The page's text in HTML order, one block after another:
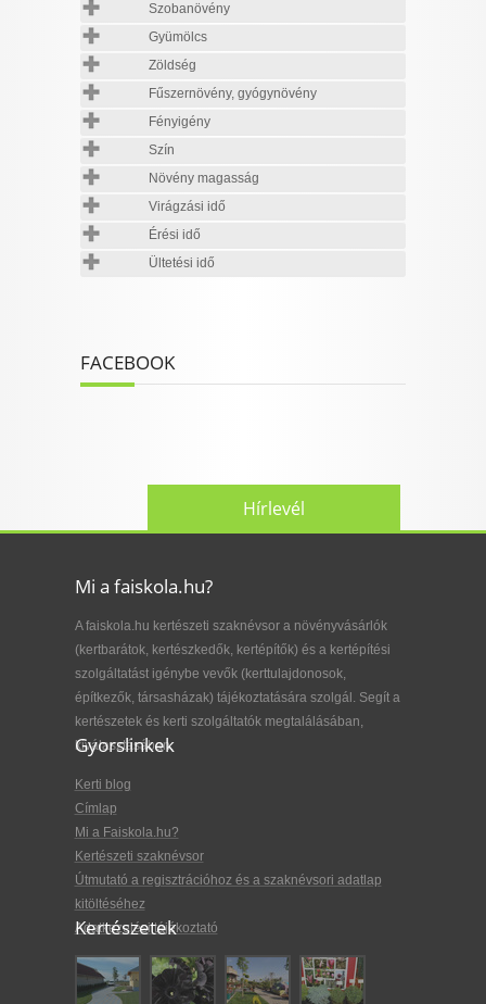
Szobanövény
Gyümölcs
Zöldség
Fűszernövény, gyógynövény
Fényigény
Szín
Növény magasság
Virágzási idő
Érési idő
Ültetési idő
FACEBOOK
Hírlevél
Mi a faiskola.hu?
A faiskola.hu kertészeti szaknévsor a növényvásárlók
(kertbarátok, kertészkedők, kertépítők) és a kertépítési
szolgáltatást igénybe vevők (kerttulajdonosok,
építkezők, társasházak) tájékoztatására szolgál. Segít a
kertészetek és kerti szolgáltatók megtalálásában,
kiválasztásában.
Gyorslinkek
Kerti blog
Címlap
Mi a Faiskola.hu?
Kertészeti szaknévsor
Útmutató a regisztrációhoz és a szaknévsori adatlap
kitöltéséhez
Adatkezelési tájékoztató
Kertészetek